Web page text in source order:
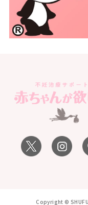
Copyright ©